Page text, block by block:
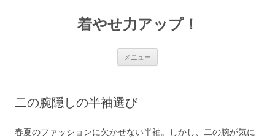
着やせ力アップ！
メニュー
プ
二の腕隠しの半袖選び
春夏のファッションに欠かせない半袖。しかし、二の腕が気に